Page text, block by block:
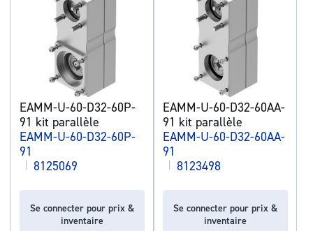
EAMM-U-60-D32-60P-
91 kit parallèle
EAMM-U-60-D32-60P-
91
| 8125069
Se connecter pour prix &
inventaire
EAMM-U-60-D32-60AA-
91 kit parallèle
EAMM-U-60-D32-60AA-
91
| 8123498
Se connecter pour prix &
inventaire